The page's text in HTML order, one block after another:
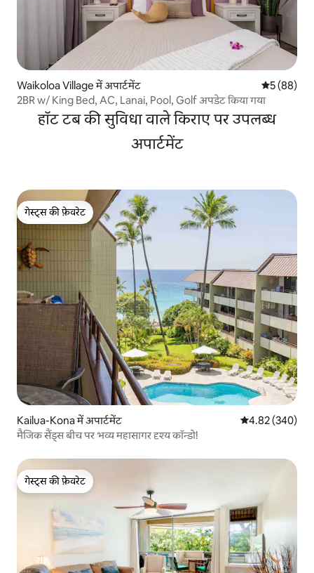
Waikoloa Village में अपार्टमेंट औसत रेटिंग
5 (88)
2BR w/ King Bed, AC, Lanai, Pool, Golf अपडेट किया गया
हॉट टब की सुविधा वाले किराए पर उपलब्ध
अपार्टमेंट
गेस्ट्स की फ़ेवरेट
गेस्ट्स की फ़ेवरेट
Kailua-Kona में अपार्टमेंट औसत रेटिंग 5 में से
4.82 (340)
मैजिक सैंड्स बीच पर भव्य महासागर दृश्य कॉन्डो!
गेस्ट्स की फ़ेवरेट
गेस्ट्स की फ़ेवरेट